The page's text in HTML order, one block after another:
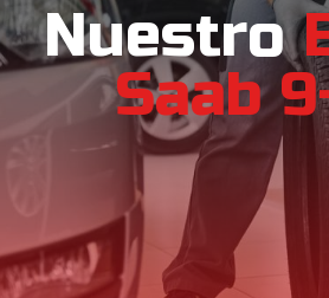
Nuestro
Saab